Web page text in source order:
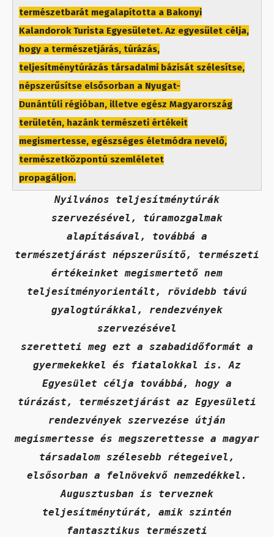
természetbarát megalapította a Bakonyi
Kalandorok Turista Egyesületet. Az egyesület célja,
hogy a természetjárás, túrázás,
teljesítménytúrázás társadalmi bázisát szélesítse,
népszerűsítse elsősorban a Nyugat-
Dunántúli régióban, illetve egész Magyarország
területén, hazánk természeti értékeit
megismertesse, egészséges életmódra nevelő,
természetközpontú szemléletet
propagáljon.
Nyilvános teljesítménytúrák
szervezésével, túramozgalmak
alapításával, továbbá a
természetjárást népszerűsítő, természeti
értékeinket megismertető nem
teljesítményorientált, rövidebb távú
gyalogtúrákkal, rendezvények
szervezésével
szeretteti meg ezt a szabadidőformát a
gyermekekkel és fiatalokkal is. Az
Egyesület célja továbbá, hogy a
túrázást, természetjárást az Egyesületi
rendezvények szervezése útján
megismertesse és megszerettesse a magyar
társadalom szélesebb rétegeivel,
elsősorban a felnövekvő nemzedékkel.
Augusztusban is terveznek
teljesítménytúrát, amik szintén
fantasztikus természeti